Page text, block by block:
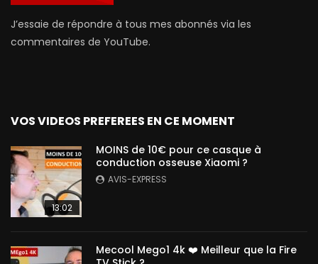
J’essaie de répondre à tous mes abonnés via les
commentaires de YouTube.
VOS VIDEOS PREFEREES EN CE MOMENT
13:02
MOINS de 10€ pour ce casque à
conduction osseuse Xiaomi ?
AVIS-EXPRESS
Mecool Mego1 4k ❤️ Meilleur que la Fire